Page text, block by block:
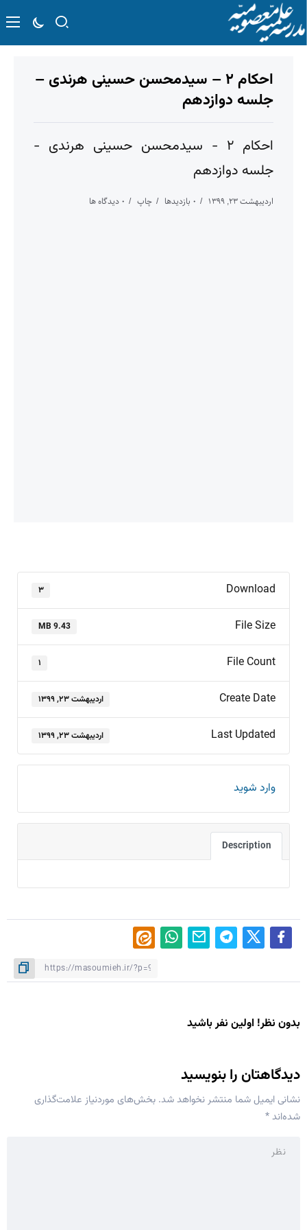
احکام ۲ – سیدمحسن حسینی هرندی –
جلسه دوازدهم
احکام ۲ - سیدمحسن حسینی هرندی -
جلسه دوازدهم
اردیبهشت ۲۳, ۱۳۹۹ ۰ بازدیدها چاپ ۰ دیدگاه ها
Download ۳
File Size
9.43 MB
File Count ۱
Create Date اردیبهشت ۲۳, ۱۳۹۹
Last Updated اردیبهشت ۲۳, ۱۳۹۹
وارد شوید
Description
بدون نظر! اولین نفر باشید
دیدگاهتان را بنویسید
نشانی ایمیل شما منتشر نخواهد شد. بخش‌های موردنیاز علامت‌گذاری
شده‌اند*